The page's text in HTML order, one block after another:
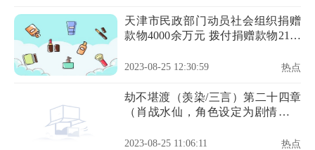
天津市民政部门动员社会组织捐赠
款物4000余万元 拨付捐赠款物2100
2023-08-25 12:30:59 热点
劫不堪渡（羡染/三言）第二十四章
（肖战水仙，角色设定为剧情，勿
2023-08-25 11:06:11 热点